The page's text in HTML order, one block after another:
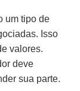
um tipo de
Isso
valores.
deve
sua parte.